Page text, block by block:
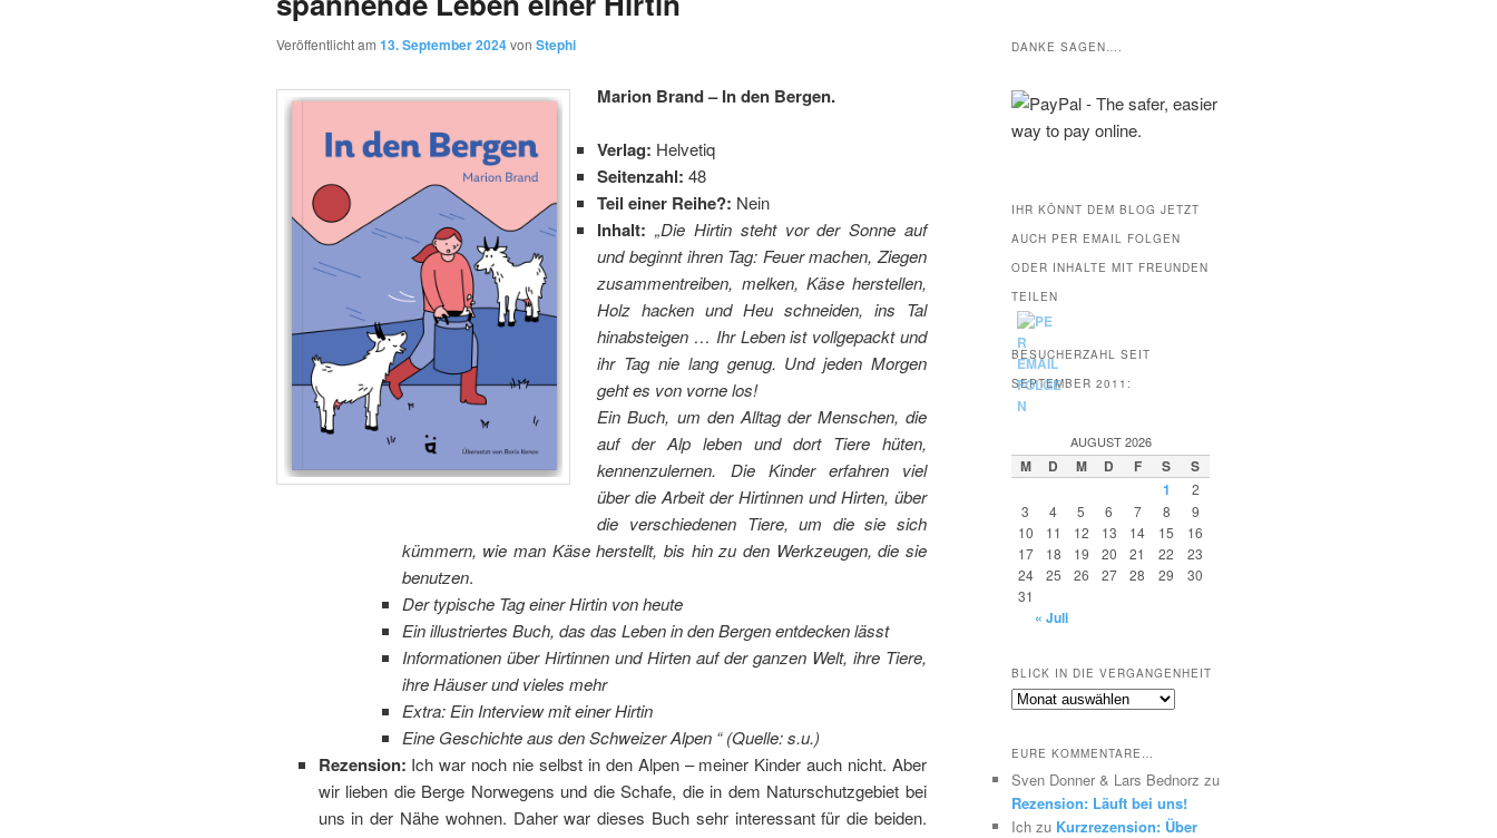
Veröffentlicht am 13. September 2024von Stephi
Marion Brand – In den Bergen.
Verlag: Helvetiq
Seitenzahl:48
Teil einer Reihe?: Nein
Inhalt:„Die Hirtin steht vor der Sonne auf
und beginnt ihren Tag: Feuer machen, Ziegen
zusammentreiben, melken, Käse herstellen,
Holz hacken und Heu schneiden, ins Tal
hinabsteigen … Ihr Leben ist vollgepackt und
ihr Tag nie lang genug. Und jeden Morgen
geht es von vorne los!
Ein Buch, um den Alltag der Menschen, die
auf der Alp leben und dort Tiere hüten,
kennenzulernen. Die Kinder erfahren viel
über die Arbeit der Hirtinnen und Hirten, über
die verschiedenen Tiere, um die sie sich
kümmern, wie man Käse herstellt, bis hin zu den Werkzeugen, die sie
benutzen.
Der typische Tag einer Hirtin von heute
Ein illustriertes Buch, das das Leben in den Bergen entdecken lässt
Informationen über Hirtinnen und Hirten auf der ganzen Welt, ihre Tiere,
ihre Häuser und vieles mehr
Extra: Ein Interview mit einer Hirtin
Eine Geschichte aus den Schweizer Alpen“ (Quelle: s.u.)
Rezension: Ich war noch nie selbst in den Alpen – meiner Kinder auch nicht. Aber
wir lieben die Berge Norwegens und die Schafe, die in dem Naturschutzgebiet bei
uns in der Nähe wohnen. Daher war dieses Buch sehr interessant für die beiden.
DANKE SAGEN….
IHR KÖNNT DEM BLOG JETZT
AUCH PER EMAIL FOLGEN
ODER INHALTE MIT FREUNDEN
TEILEN
BESUCHERZAHL SEIT
SEPTEMBER 2011:
AUGUST 2026
M D M D F S
S
1
2
3
4 5 6 7 8
9
10
11 12 13 14 15
16
17
18 19 20 21 22
23
24
25 26 27 28 29
30
31
« Juli
BLICK IN DIE VERGANGENHEIT
Blick
Vergangenheit
EURE KOMMENTARE…
Sven Donner & Lars Bednorz zu
Rezension: Läuft bei uns!
Ich zu Kurzrezension: Über